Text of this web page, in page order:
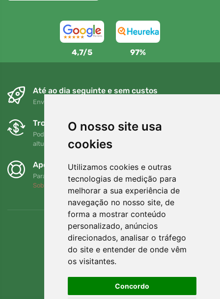
O nosso site usa
cookies
Utilizamos cookies e outras
tecnologias de medição para
melhorar a sua experiência de
navegação no nosso site, de
forma a mostrar conteúdo
personalizado, anúncios
direcionados, analisar o tráfego
do site e entender de onde vêm
os visitantes.
Concordo
4,7/5 97%
Até ao dia seguinte e sem custos
Envio gratuito para encomendas superiores a 80 EUR
Trocas e devoluções gratuitas
Pode devolver ou trocar a sua encomenda em qualquer
altura no prazo de 90 dias
Apoiamos a Trees.org
Para cada encomenda plantamos uma árvore! Leia mais
Sobre nós